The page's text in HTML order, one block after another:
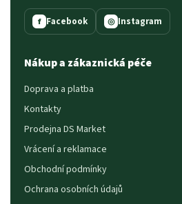
f Facebook ◎ Instagram
Nákup a zákaznická péče
Doprava a platba
Kontakty
Prodejna DS Market
Vrácení a reklamace
Obchodní podmínky
Ochrana osobních údajů